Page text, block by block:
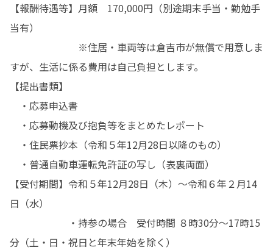
【報酬待遇等】月額　170,000円（別途期末手当・勤勉手
当有）
※住居・車両等は倉吉市が無償で用意しま
すが、生活に係る費用は自己負担とします。
【提出書類】
・応募申込書
・応募動機及び抱負等をまとめたレポート
・住民票抄本（令和５年12月28日以降のもの）
・普通自動車運転免許証の写し（表裏両面）
【受付期間】令和５年12月28日（木）〜令和６年２月14
日（水）
・持参の場合　受付時間 ８時30分～17時15
分（土・日・祝日と年末年始を除く）